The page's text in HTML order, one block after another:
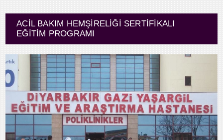
ACIL BAKIM HEMŞIRELIĞI SERTIFIKALI
EĞITIM PROGRAMI